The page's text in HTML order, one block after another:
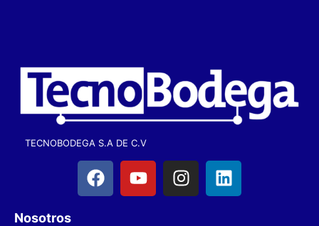
TECNOBODEGA S.A DE C.V
Nosotros